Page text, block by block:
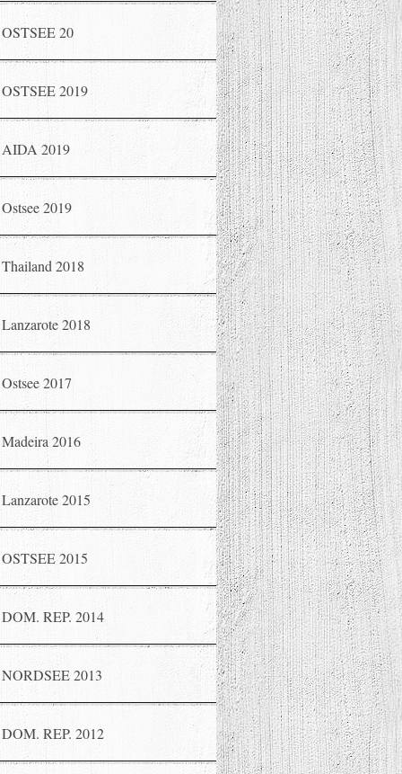
OSTSEE 20
OSTSEE 2019
AIDA 2019
Ostsee 2019
Thailand 2018
Lanzarote 2018
Ostsee 2017
Madeira 2016
Lanzarote 2015
OSTSEE 2015
DOM. REP. 2014
NORDSEE 2013
DOM. REP. 2012